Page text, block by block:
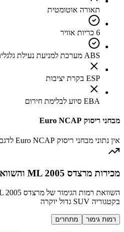
תאורה אוטומטית
6 כריות אוויר
ABS מערכת למניעת נעילת גלגלים
ESP בקרת יציבות
EBA סיוע לבלימת חירום
מבחני ריסוק Euro NCAP
אין נתוני מבחני ריסוק Euro NCAP לדגם זה
מכירות מרצדס ML 2005 והשוואה למתחרים
בקטגוריה SUV גדול יוקרה
רמות גימור מתחרים